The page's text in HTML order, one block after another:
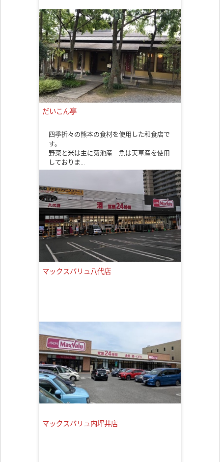
だいこん亭
四季折々の熊本の食材を使用した和食店で
す。
野菜と米は主に菊池産 魚は天草産を使用
しておりま…
マックスバリュ八代店
マックスバリュ内坪井店